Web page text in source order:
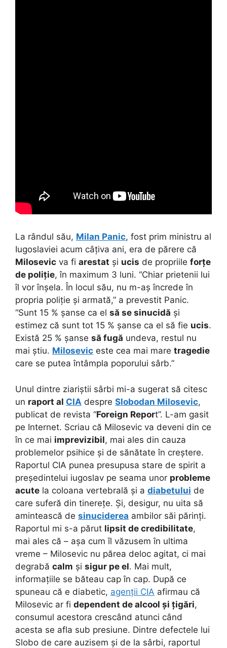
La rândul său, Milan Panic, fost prim ministru al
Iugoslaviei acum câțiva ani, era de părere că
Milosevic va fi arestat și ucis de propriile forțe
de poliție, în maximum 3 luni. “Chiar prietenii lui
îl vor înșela. În locul său, nu m-aș încrede în
propria poliție și armată,” a prevestit Panic.
“Sunt 15 % șanse ca el să se sinucidă și
estimez că sunt tot 15 % șanse ca el să fie ucis.
Există 25 % șanse să fugă undeva, restul nu
mai știu. Milosevic este cea mai mare tragedie
care se putea întâmpla poporului sârb.”
Unul dintre ziariștii sârbi mi-a sugerat să citesc
un raport al CIA despre Slobodan Milosevic,
publicat de revista “Foreign Report”. L-am gasit
pe Internet. Scriau că Milosevic va deveni din ce
în ce mai imprevizibil, mai ales din cauza
problemelor psihice și de sănătate în creștere.
Raportul CIA punea presupusa stare de spirit a
președintelui iugoslav pe seama unor probleme
acute la coloana vertebrală și a diabetului de
care suferă din tinerețe. Și, desigur, nu uita să
amintească de sinuciderea ambilor săi părinți.
Raportul mi s-a părut lipsit de credibilitate,
mai ales că – așa cum îl văzusem în ultima
vreme – Milosevic nu părea deloc agitat, ci mai
degrabă calm și sigur pe el. Mai mult,
informațiile se băteau cap în cap. După ce
spuneau că e diabetic, agenții CIA afirmau că
Milosevic ar fi dependent de alcool și țigări,
consumul acestora crescând atunci când
acesta se afla sub presiune. Dintre defectele lui
Slobo de care auzisem și de la sârbi, raportul